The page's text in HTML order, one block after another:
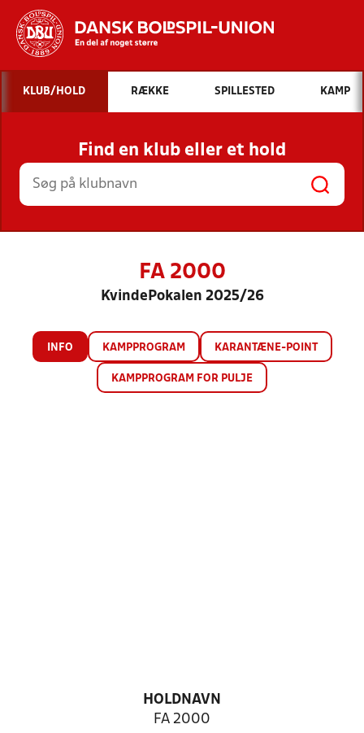
Hvad vil du søge efter?
INDHOLD OG NYHEDER
STILLINGER, RESULTATER, KLUBBER OG
HOLD
KLUB/HOLD RÆKKE SPILLESTED KAMP
Find en klub eller et hold
FA 2000
KvindePokalen 2025/26
INFO KAMPPROGRAM KARANTÆNE-POINT
KAMPPROGRAM FOR PULJE
HOLDNAVN
FA 2000